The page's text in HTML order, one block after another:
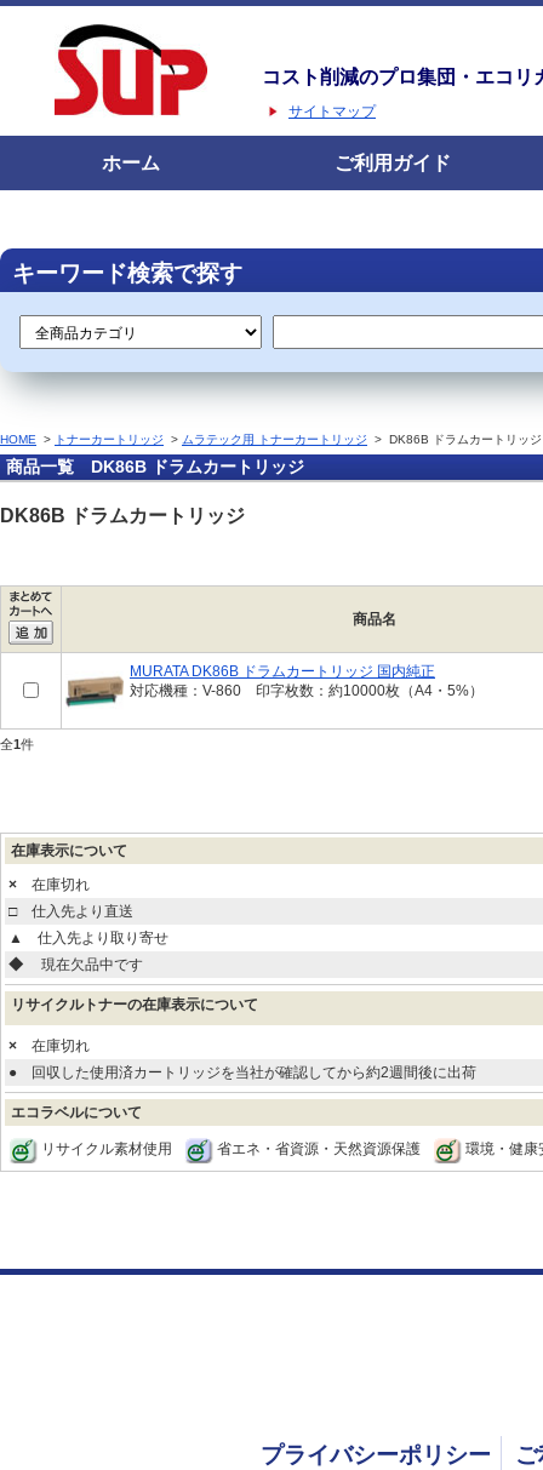
コスト削減のプロ集団・エコリ
サイトマップ
ホーム ご利用ガイド
キーワード検索で探す
HOME > トナーカートリッジ > ムラテック用 トナーカートリッジ > DK86B ドラムカートリッジ
商品一覧 DK86B ドラムカートリッジ
DK86B ドラムカートリッジ
商品名
MURATA DK86B ドラムカートリッジ 国内純正
対応機種：V-860 印字枚数：約10000枚（A4・5%）
全1件
在庫表示について
× 在庫切れ
□仕入先より直送
▲
仕入先より取り寄せ
◆
現在欠品中です
リサイクルトナーの在庫表示について
× 在庫切れ
● 回収した使用済カートリッジを当社が確認してから約2週間後に出荷
エコラベルについて
リサイクル素材使用 省エネ・省資源・天然資源保護 環境・健康
プライバシーポリシー